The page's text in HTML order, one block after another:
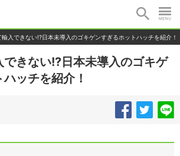
入できない!?日本未導入のゴキゲンすぎるホットハッチを紹介！
きない!?日本未導入のゴキゲ
ッチを紹介！